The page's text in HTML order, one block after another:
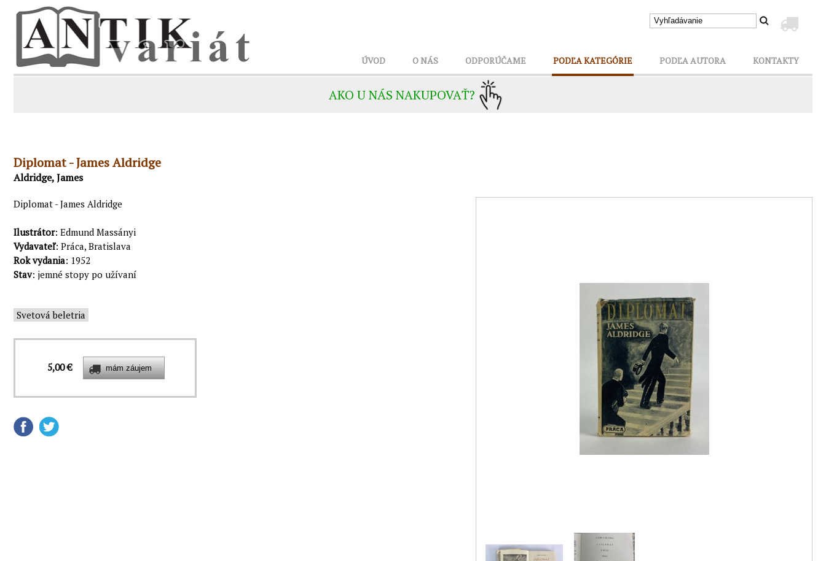
ÚVOD O NÁS ODPORÚČAME PODĽA KATEGÓRIE PODĽA AUTORA KONTAKTY
AKO U NÁS NAKUPOVAŤ?
Diplomat - James Aldridge
Aldridge, James
Diplomat - James Aldridge
Ilustrátor: Edmund Massányi
Vydavateľ: Práca, Bratislava
Rok vydania: 1952
Stav: jemné stopy po užívaní
Svetová beletria
5,00 €